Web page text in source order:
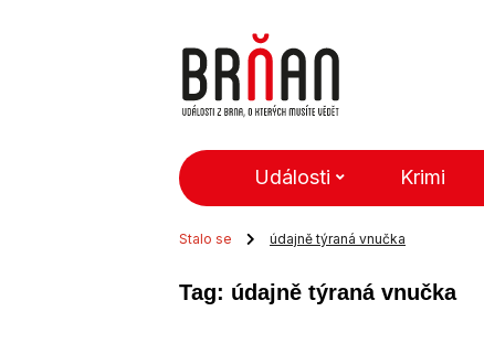
Události Krimi
Stalo se údajně týraná vnučka
Tag: údajně týraná vnučka